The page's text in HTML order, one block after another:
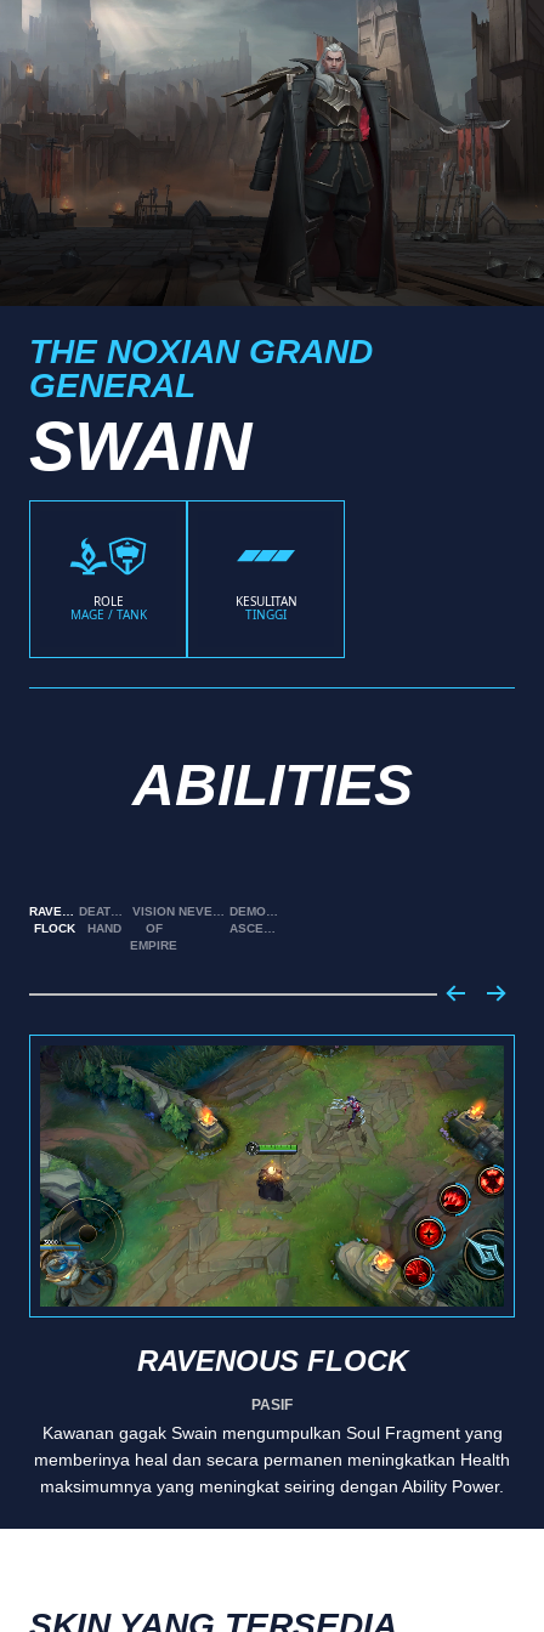
THE NOXIAN GRAND
GENERAL
SWAIN
ROLE
MAGE / TANK
KESULITAN
TINGGI
ABILITIES
RAVENOUS
FLOCK
DEATH'S
HAND
VISION
OF
EMPIRE
DEMONIC
RAVENOUS FLOCK
PASIF
Kawanan gagak Swain mengumpulkan Soul Fragment yang
memberinya heal dan secara permanen meningkatkan Health
maksimumnya yang meningkat seiring dengan Ability Power.